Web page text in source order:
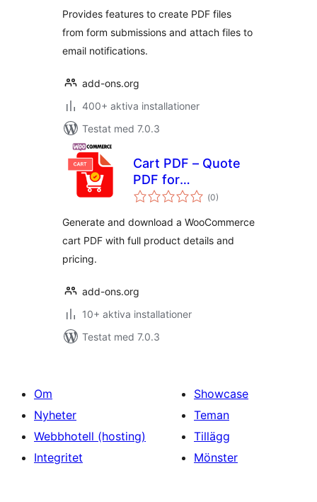
Provides features to create PDF files
from form submissions and attach files to
email notifications.
add-ons.org
400+ aktiva installationer
Testat med 7.0.3
Cart PDF – Quote
PDF for
WooCommerce +
Template Builder
(Totalt
antal
0)
Generate and download a WooCommerce
cart PDF with full product details and
pricing.
add-ons.org
10+ aktiva installationer
Testat med 7.0.3
Om
Nyheter
Webbhotell (hosting)
Integritet
Showcase
Teman
Tillägg
Mönster